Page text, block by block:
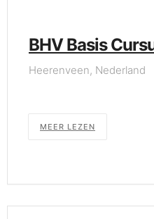
BHV Basis
Heerenveen, Nederland
MEER LEZEN